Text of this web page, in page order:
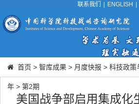
联系我们 ENGLISH
首页 > 智库成果 > 月度快报 > 科技政策
年 > 第2期
美国战争部启用集成化